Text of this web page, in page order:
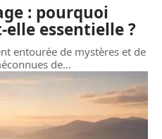
: pourquoi
essentielle ?
entourée de mystères et de
de…